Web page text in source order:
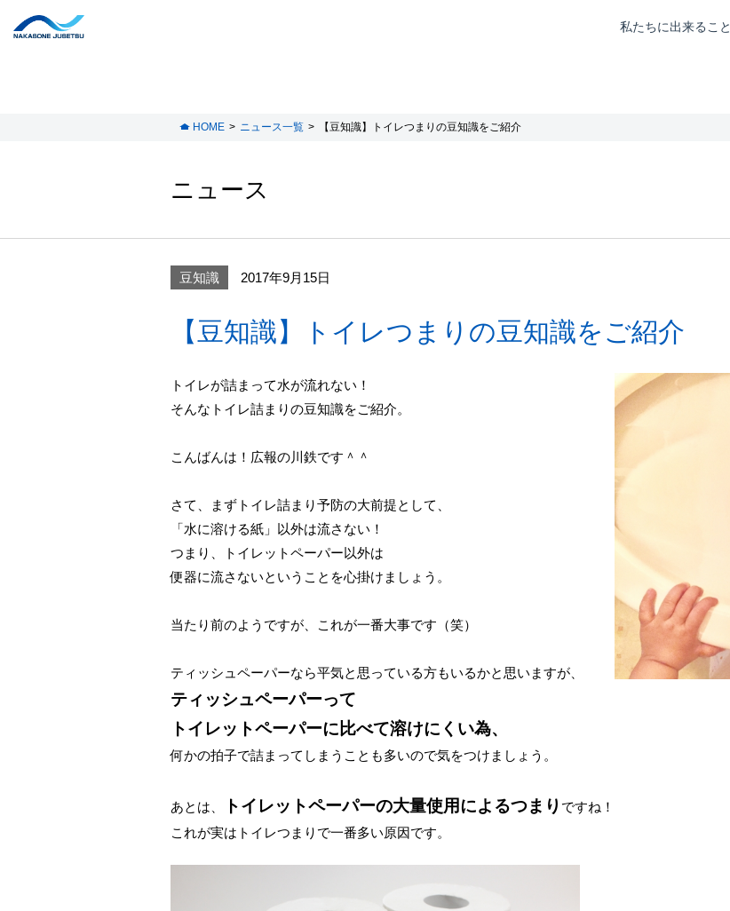
私たちに出来ること
HOME ニュース一覧 【豆知識】トイレつまりの豆知識をご紹介
ニュース
豆知識 2017年9月15日
【豆知識】トイレつまりの豆知識をご紹介
トイレが詰まって水が流れない！
そんなトイレ詰まりの豆知識をご紹介。
こんばんは！広報の川鉄です＾＾
さて、まずトイレ詰まり予防の大前提として、
「水に溶ける紙」以外は流さない！
つまり、トイレットペーパー以外は
便器に流さないということを心掛けましょう。
当たり前のようですが、これが一番大事です（笑）
ティッシュペーパーなら平気と思っている方もいるかと思いますが、
ティッシュペーパーって
トイレットペーパーに比べて溶けにくい為、
何かの拍子で詰まってしまうことも多いので気をつけましょう。
あとは、 トイレットペーパーの大量使用によるつまり ですね！
これが実はトイレつまりで一番多い原因です。